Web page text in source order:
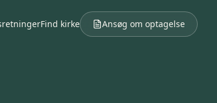
Find kirke Ansøg om optagelse